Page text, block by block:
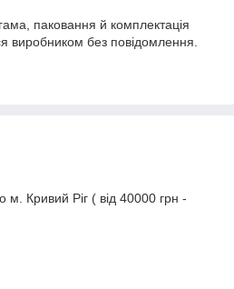
паковання й комплектація
виробником без повідомлення.
м. Кривий Ріг ( від 40000 грн -